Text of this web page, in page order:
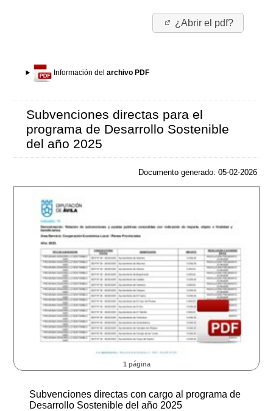
¿Abrir el pdf?
Información delarchivo PDF
Subvenciones directas para el
programa de Desarrollo Sostenible
del año 2025
Documento generado: 05-02-2026
1 página
Subvenciones directas con cargo al programa de
Desarrollo Sostenible del año 2025